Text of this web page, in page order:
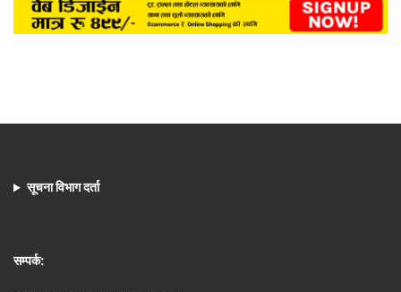
सूचना विभाग दर्ता
सम्पर्क: